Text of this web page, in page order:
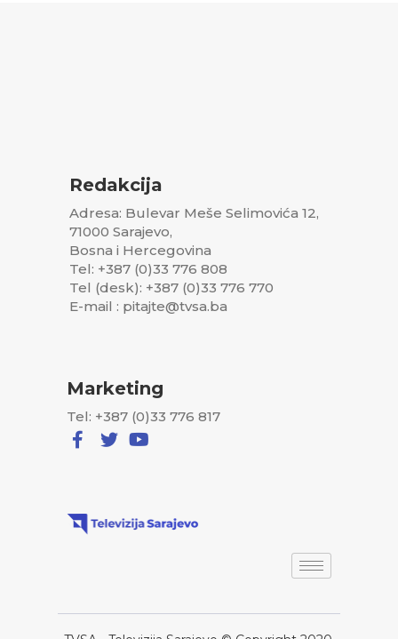
Redakcija
Adresa: Bulevar Meše Selimovića 12,
71000 Sarajevo,
Bosna i Hercegovina
Tel: +387 (0)33 776 808
Tel (desk): +387 (0)33 776 770
E-mail : pitajte@tvsa.ba
Marketing
Tel: +387 (0)33 776 817